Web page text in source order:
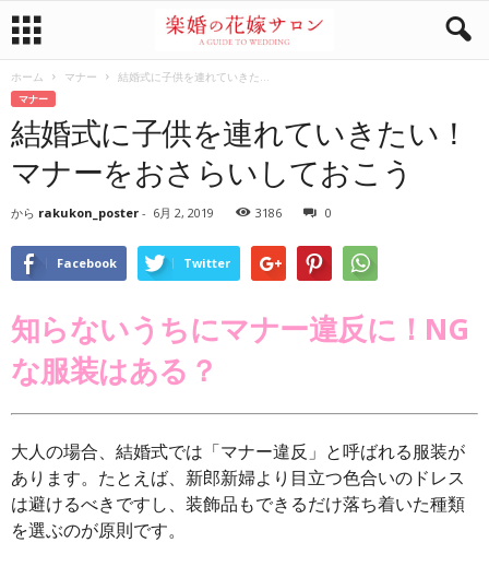
ホーム マナー 結婚式に子供を連れていきた...
マナー
結婚式に子供を連れていきたい！
マナーをおさらいしておこう
から rakukon_poster - 6月 2, 2019 3186 0
Facebook Twitter
知らないうちにマナー違反に！NG
な服装はある？
大人の場合、結婚式では「マナー違反」と呼ばれる服装が
あります。たとえば、新郎新婦より目立つ色合いのドレス
は避けるべきですし、装飾品もできるだけ落ち着いた種類
を選ぶのが原則です。